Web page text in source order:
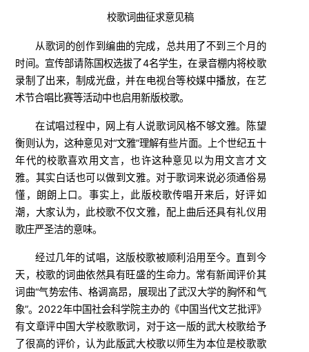
校歌词曲征求意见稿
从歌词的创作到编曲的完成，总共用了不到三个月的
时间。宣传部请陈国权选拔了4名学生，在录音棚内将校歌
录制了出来，制成光盘，并在电视台等校媒中播放，在艺
术节合唱比赛等活动中也启用新版校歌。
在试唱过程中，网上有人说歌词风格不够文雅。陈望
衡则认为，这种意见对“文雅”理解有些片面。上个世纪五十
年代的校歌喜欢用文言，也许这种意见以为用文言才文
雅。其实白话也可以做到文雅。对于歌词来说必须通俗易
懂，朗朗上口。事实上，此版校歌传唱开来后，好评如
潮，大家认为，此校歌不仅文雅，配上曲后还具有礼仪用
歌庄严圣洁的意味。
经过几年的试唱，这版校歌被顺利沿用至今。直到今
天，校歌的词曲依然具有旺盛的生命力。常有新闻评价其
词曲“气势宏伟、格调高昂，展现出了武汉大学的胸怀和气
象”。2022年中国社会科学院主办的《中国当代文艺批评》
有文章评中国大学校歌歌词，对于这一版的武大校歌给予
了很高的评价，认为此版武大校歌以师生为本位是校歌歌